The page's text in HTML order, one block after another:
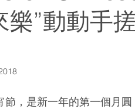
樂”動動手
節，是新一年的第一個月圓